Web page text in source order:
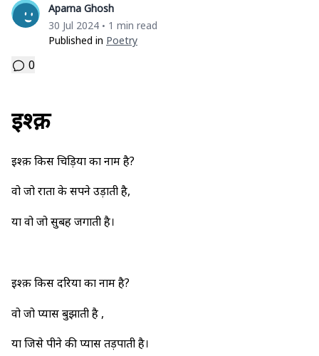
Aparna Ghosh
30 Jul 2024 • 1 min read
Published in Poetry
0
इश्क़
इश्क़ किस चिड़िया का नाम है?
वो जो रातों के सपने उड़ाती है,
या वो जो सुबह जगाती है।
इश्क़ किस दरिया का नाम है?
वो जो प्यास बुझाती है ,
या जिसे पीने की प्यास तड़पाती है।